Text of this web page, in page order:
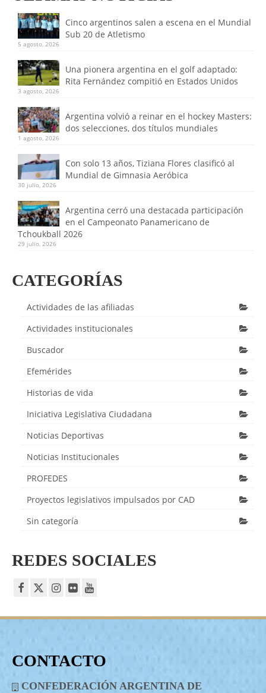
Cinco argentinos salen a escena en el Mundial
Sub 20 de Atletismo
5 agosto, 2026
Una pionera argentina en el golf adaptado:
Rita Fernández compitió en Estados Unidos
3 agosto, 2026
Argentina volvió a reinar en el hockey Masters:
dos selecciones, dos títulos mundiales
1 agosto, 2026
Con solo 13 años, Tiziana Flores clasificó al
Mundial de Gimnasia Aeróbica
30 julio, 2026
Argentina cerró una destacada participación
en el Campeonato Panamericano de
Tchoukball 2026
29 julio, 2026
CATEGORÍAS
Actividades de las afiliadas
Actividades institucionales
Buscador
Efemérides
Historias de vida
Iniciativa Legislativa Ciudadana
Noticias Deportivas
Noticias Institucionales
PROFEDES
Proyectos legislativos impulsados por CAD
Sin categoría
REDES SOCIALES
CONTACTO
CONFEDERACIÓN ARGENTINA DE